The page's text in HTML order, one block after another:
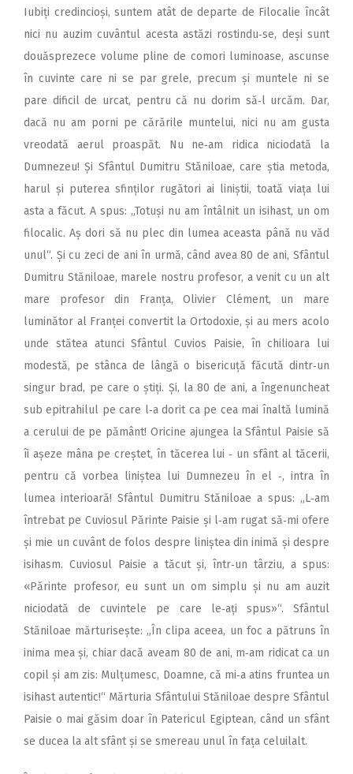
Iubiți credincioși, suntem atât de departe de Filocalie încât
nici nu auzim cuvântul acesta astăzi rostindu‑se, deși sunt
douăsprezece volume pline de comori luminoase, ascunse
în cuvinte care ni se par grele, precum și muntele ni se
pare dificil de urcat, pentru că nu dorim să‑l urcăm. Dar,
dacă nu am porni pe cărările muntelui, nici nu am gusta
vreodată aerul proaspăt. Nu ne‑am ridica niciodată la
Dumnezeu! Și Sfântul Dumitru Stăniloae, care știa metoda,
harul și puterea sfinților rugători ai liniștii, toată viața lui
asta a făcut. A spus: „Totuși nu am întâlnit un isihast, un om
filocalic. Aș dori să nu plec din lumea aceasta până nu văd
unul“. Și cu zeci de ani în urmă, când avea 80 de ani, Sfântul
Dumitru Stăniloae, marele nostru profesor, a venit cu un alt
mare profesor din Franța, Olivier Clément, un mare
luminător al Franței convertit la Ortodoxie, și au mers acolo
unde stătea atunci Sfântul Cuvios Paisie, în chilioara lui
modestă, pe stânca de lângă o bisericuță făcută dintr‑un
singur brad, pe care o știți. Și, la 80 de ani, a îngenuncheat
sub epitrahilul pe care l‑a dorit ca pe cea mai înal­tă lumină
a cerului de pe pământ! Oricine ajungea la Sfântul Paisie să
îi așeze mâna pe creștet, în tăcerea lui ‑ un sfânt al tăcerii,
pentru că vorbea liniștea lui Dumnezeu în el ‑, intra în
lumea interioară! Sfântul Dumitru Stăniloae a spus: „L‑am
întrebat pe Cuviosul Părinte Paisie și l‑am rugat să‑mi ofere
și mie un cuvânt de folos despre liniștea din inimă și despre
isihasm. Cuviosul Paisie a tăcut și, într‑un târziu, a spus:
«Părinte profesor, eu sunt un om simplu și nu am auzit
niciodată de cuvintele pe care le‑ați spus»“. Sfântul
Stăniloae mărturisește: „În clipa aceea, un foc a pătruns în
inima mea și, chiar dacă aveam 80 de ani, m‑am ridicat ca un
copil și am zis: Mulțumesc, Doamne, că mi‑a atins fruntea un
isihast autentic!“ Mărturia Sfântului Stăniloae despre Sfântul
Paisie o mai găsim doar în Patericul Egiptean, când un sfânt
se ducea la alt sfânt și se smereau unul în fața celuilalt.